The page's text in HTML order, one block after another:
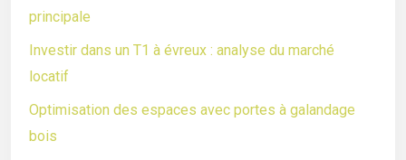
principale
Investir dans un T1 à évreux : analyse du marché
locatif
Optimisation des espaces avec portes à galandage
bois